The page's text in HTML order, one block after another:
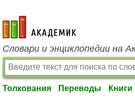
academic.ru
Словари и энциклопедии на
Толкования Переводы Книги